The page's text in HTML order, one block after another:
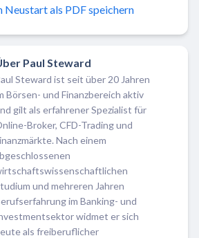
Neustart als PDF speichern
Paul Steward
Steward ist seit über 20 Jahren
Börsen- und Finanzbereich aktiv
gilt als erfahrener Spezialist für
Broker, CFD-Trading und
Nach einem
und mehreren Jahren
im Banking- und
widmet er sich
als freiberuflicher